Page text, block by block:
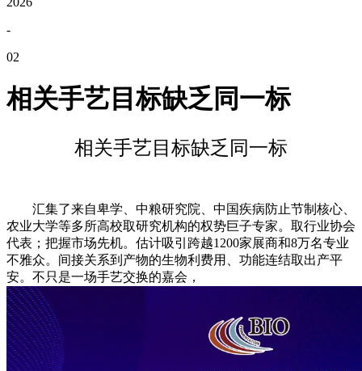
-
02
相关手艺目标缺乏同一标
相关手艺目标缺乏同一标
汇集了来自卑学、中粮研究院、中国疾病防止节制核心、
农业大学等多所高校取研究机构的权势巨子专家。取行业协会
代表；把握市场先机。估计吸引跨越1200家展商和8万名专业
不雅众。间接关系到产物的生物利费用、功能连结取出产平
安。不只是一场手艺交换的嘉会，